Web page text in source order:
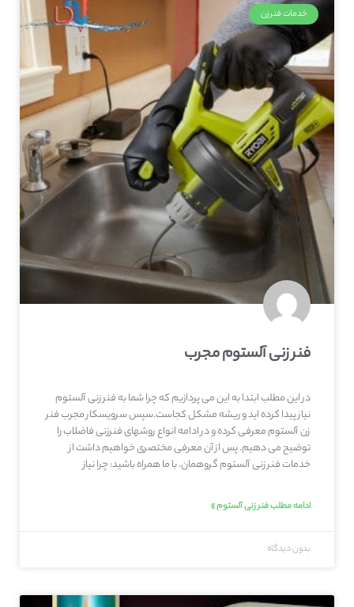
خدمات فنرزن
فنر زنی آلستوم مجرب
در این مطلب ابتدا به این می پردازیم که چرا شما به فنر زنی آلستوم
نیاز پیدا کرده اید و ریشه مشکل کجاست.سپس سرویسکار مجرب فنر
زن آلستوم معرفی کرده و در ادامه انواع روشهای فنرزنی فاضلاب را
توضیح می دهیم. پس از آن معرفی مختصری خواهیم داشت از
خدمات فنر زنی آلستوم گروهمان. با ما همراه باشید: چرا نیاز
ادامه مطلب فنر زنی آلستوم »
بدون دیدگاه